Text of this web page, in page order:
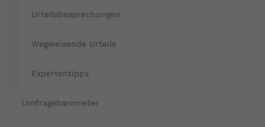
Urteilsbesprechungen
Wegweisende Urteile
Expertentipps
Umfragebarometer